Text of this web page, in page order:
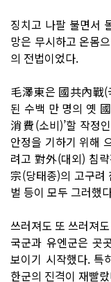
징치고 나팔 불면서
망은 무시하고 온몸
의 전법이었다.
毛澤東은 國共內戰(
된 수백 만 명의 옛
消費(소비)’할 작정
안정을 기하기 위해
려고 對外(대외) 침
宗(당태종)의 고구려
벌 등이 모두 그러했
쓰러져도 또 쓰러져
국군과 유엔군은 곳
보이기 시작했다. 특
한군의 진격이 재빨